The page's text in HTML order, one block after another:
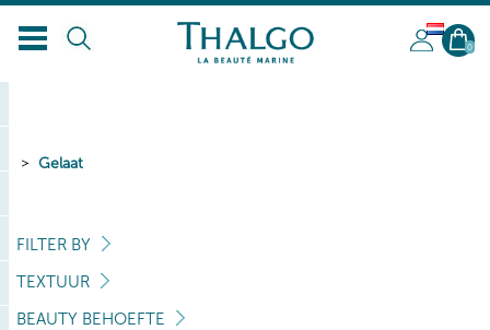
NL
0
Gelaat
FILTER BY
TEXTUUR
BEAUTY BEHOEFTE